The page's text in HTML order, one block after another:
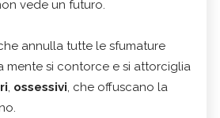
vede un futuro.
annulla tutte le sfumature
mente si contorce e si attorciglia
, ossessivi, che offuscano la